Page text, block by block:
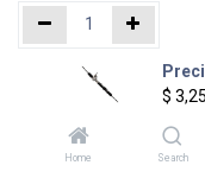
$
Home Search
Añadir al
Agregar a la lista